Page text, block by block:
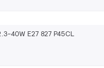
40W E27 827 P45CL